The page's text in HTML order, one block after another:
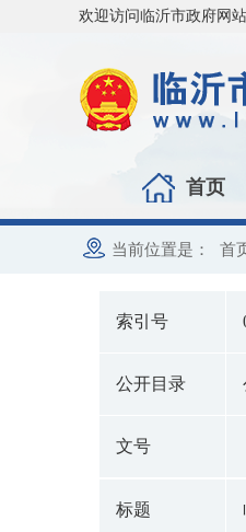
欢迎访问临沂市政府网站
首页
当前位置是： 首
索引号
公开目录
文号
标题